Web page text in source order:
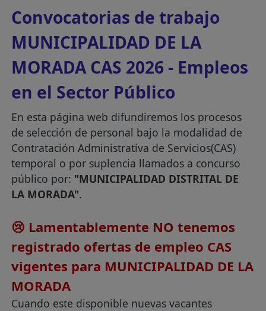
Convocatorias de trabajo
MUNICIPALIDAD DE LA
MORADA CAS 2026 - Empleos
en el Sector Público
En esta página web difundiremos los procesos
de selección de personal bajo la modalidad de
Contratación Administrativa de Servicios(CAS)
temporal o por suplencia llamados a concurso
público por: "MUNICIPALIDAD DISTRITAL DE
LA MORADA".
😢 Lamentablemente NO tenemos
registrado ofertas de empleo CAS
vigentes para MUNICIPALIDAD DE LA
MORADA
Cuando este disponible nuevas vacantes